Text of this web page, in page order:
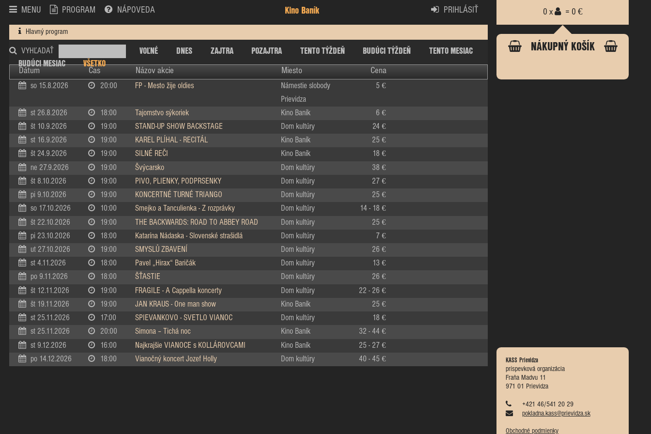
MENU PROGRAM NÁPOVEDA Kino Baník PRIHLÁSIŤ
Hlavný program
VYHĽADAŤ VOĽNÉ DNES ZAJTRA POZAJTRA TENTO TÝŽDEŇ BUDÚCI TÝŽDEŇ
TENTO MESIAC
BUDÚCI MESIAC
VŠETKO
Dátum Čas Názov akcie Miesto Cena
0 x = 0 €
NÁKUPNÝ KOŠÍK
KASS Prievidza
príspevková organizácia
Fraňa Madvu 11
971 01 Prievidza
+421 46/541 20 29
pokladna.kass@prievidza.sk
Obchodné podmienky
so 15.8.2026 20:00 FP - Mesto žije oldies
Námestie slobody
Prievidza
5 €
st 26.8.2026 18:00 Tajomstvo sýkoriek Kino Baník 6 €
št 10.9.2026 19:00 STAND-UP SHOW BACKSTAGE Dom kultúry 24 €
st 16.9.2026 19:00 KAREL PLÍHAL - RECITÁL Kino Baník 25 €
št 24.9.2026 19:00 SILNÉ REČI Kino Baník 18 €
ne 27.9.2026 19:00 Švýcarsko Dom kultúry 38 €
št 8.10.2026 19:00 PIVO, PLIENKY, PODPRSENKY Dom kultúry 27 €
pi 9.10.2026 19:00 KONCERTNÉ TURNÉ TRIANGO Dom kultúry 25 €
so 17.10.2026 10:00 Smejko a Tanculienka - Z rozprávky Dom kultúry 14 - 18 €
št 22.10.2026 19:00 THE BACKWARDS: ROAD TO ABBEY ROAD Dom kultúry 25 €
pi 23.10.2026 18:00 Katarína Nádaska - Slovenské strašidlá Dom kultúry 7 €
ut 27.10.2026 19:00 SMYSLŮ ZBAVENÍ Dom kultúry 26 €
st 4.11.2026 18:00 Pavel „Hirax“ Baričák Dom kultúry 13 €
po 9.11.2026 18:00 ŠŤASTIE Dom kultúry 26 €
št 12.11.2026 19:00 FRAGILE - A Cappella koncerty Dom kultúry 22 - 26 €
št 19.11.2026 19:00 JAN KRAUS - One man show Kino Baník 25 €
st 25.11.2026 17:00 SPIEVANKOVO - SVETLO VIANOC Dom kultúry 18 €
st 25.11.2026 20:00 Simona – Tichá noc Kino Baník 32 - 44 €
st 9.12.2026 16:00 Najkrajšie VIANOCE s KOLLÁROVCAMI Kino Baník 25 - 27 €
po 14.12.2026 18:00 Vianočný koncert Jozef Holly Dom kultúry 40 - 45 €